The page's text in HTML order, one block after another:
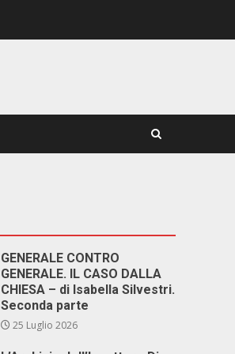
GENERALE CONTRO
GENERALE. IL CASO DALLA
CHIESA – di Isabella Silvestri.
Seconda parte
25 Luglio 2026